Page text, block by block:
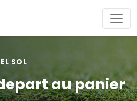
SOL
au panier